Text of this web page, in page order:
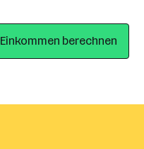
Einkommen berechnen